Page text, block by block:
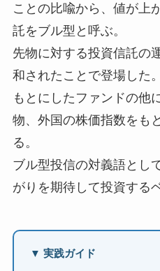
ことの比喩から、値が上
託をブル型と呼ぶ。
先物に対する投資信託の
和されたことで登場した
もとにしたファンドの他
物、外国の株価指数をも
る。
ブル型投信の対義語とし
がりを期待して投資する
▼ 実践ガイド